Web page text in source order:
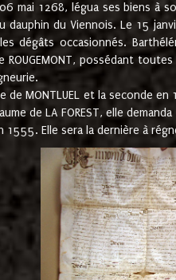
mai 1268, légua ses biens à
du Viennois. Le 15
dégâts occasionnés.
ROUGEMONT, possédant
de MONTLUEL et la seconde
de LA FOREST, elle
Elle sera la dernière à